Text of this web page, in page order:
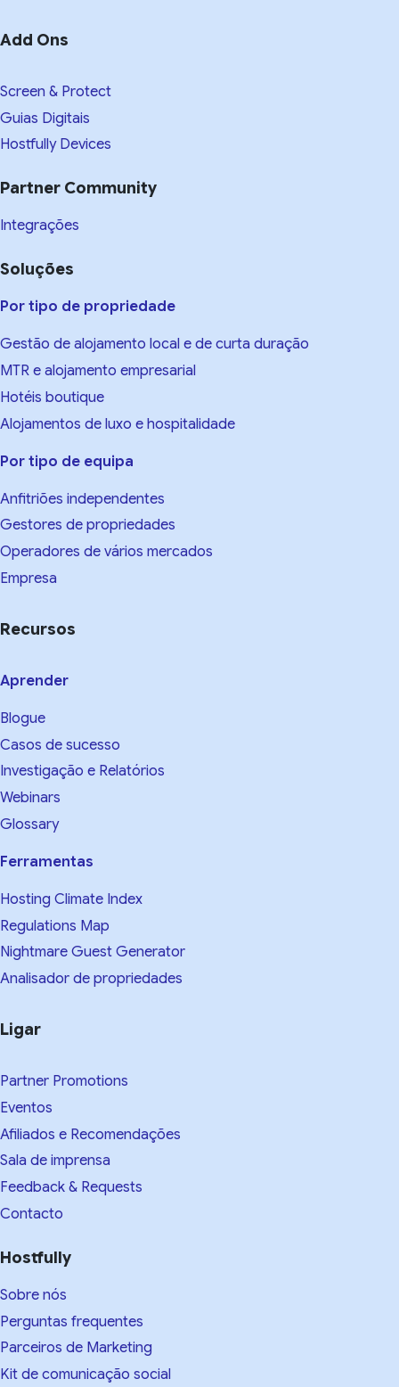
Add Ons
Screen & Protect
Guias Digitais
Hostfully Devices
Partner Community
Integrações
Soluções
Por tipo de propriedade
Gestão de alojamento local e de curta duração
MTR e alojamento empresarial
Hotéis boutique
Alojamentos de luxo e hospitalidade
Por tipo de equipa
Anfitriões independentes
Gestores de propriedades
Operadores de vários mercados
Empresa
Recursos
Aprender
Blogue
Casos de sucesso
Investigação e Relatórios
Webinars
Glossary
Ferramentas
Hosting Climate Index
Regulations Map
Nightmare Guest Generator
Analisador de propriedades
Ligar
Partner Promotions
Eventos
Afiliados e Recomendações
Sala de imprensa
Feedback & Requests
Contacto
Hostfully
Sobre nós
Perguntas frequentes
Parceiros de Marketing
Kit de comunicação social